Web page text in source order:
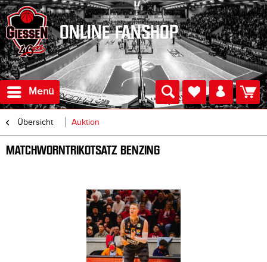
ONLINE FANSHOP
Menü
Übersicht Auktion
MATCHWORNTRIKOTSATZ BENZING